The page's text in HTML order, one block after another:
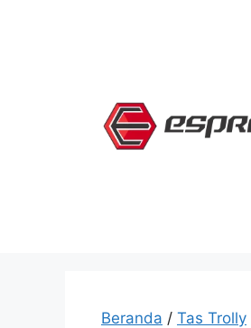
Beranda / Tas Trolly